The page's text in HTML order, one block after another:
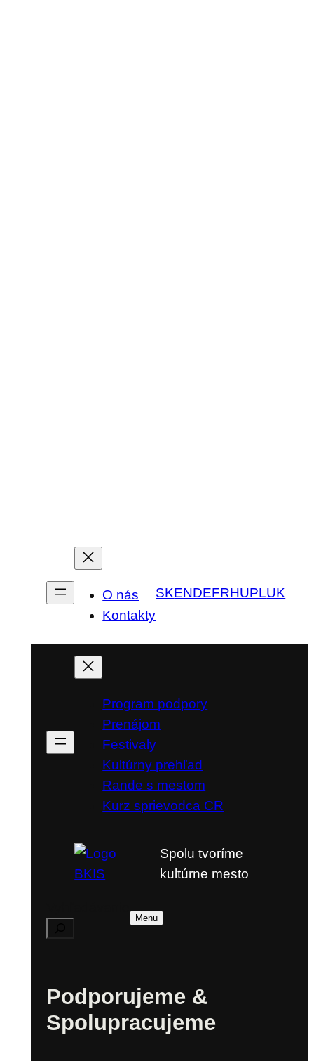
O nás
Kontakty
SKENDEFRHUPLUK
Program podpory
Prenájom
Festivaly
Kultúrny prehľad
Rande s mestom
Kurz sprievodca CR
Spolu tvoríme
kultúrne mesto
Menu
Podporujeme &
Spolupracujeme